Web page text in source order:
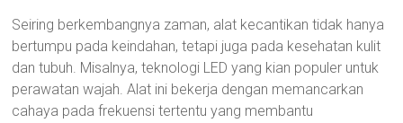
Seiring berkembangnya zaman, alat kecantikan tidak hanya
bertumpu pada keindahan, tetapi juga pada kesehatan kulit
dan tubuh. Misalnya, teknologi LED yang kian populer untuk
perawatan wajah. Alat ini bekerja dengan memancarkan
cahaya pada frekuensi tertentu yang membantu